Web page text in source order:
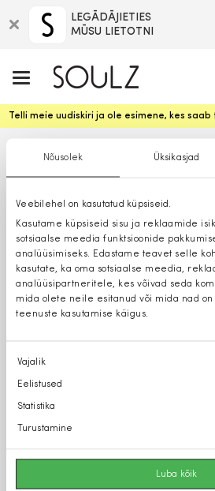
Nõusolek Üksikasjad
Veebilehel on kasutatud küpsiseid.
Kasutame küpsiseid sisu ja reklaamide
sotsiaalse meedia funktsioonide
analüüsimiseks. Edastame teavet selle
kasutate, ka oma sotsiaalse meedia,
analüüsipartneritele, kes võivad seda
mida olete neile esitanud või mida nad on
teenuste kasutamise käigus.
Nõusoleku
valik
Vajalik
Eelistused
Statistika
Turustamine
Luba kõik
LEGĀDĀJIETIES
MŪSU LIETOTNI
Telli meie uudiskiri ja ole esimene, kes